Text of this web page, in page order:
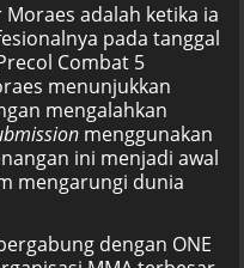
adalah ketika ia
pada tanggal
Combat 5
menunjukkan
mengalahkan
menggunakan
ini menjadi awal
mengarungi dunia
dengan ONE